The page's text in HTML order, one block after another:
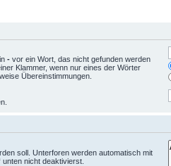
- vor ein Wort, das nicht gefunden werden
Klammer, wenn nur eines der Wörter
Übereinstimmungen.
soll. Unterforen werden automatisch mit
nicht deaktivierst.